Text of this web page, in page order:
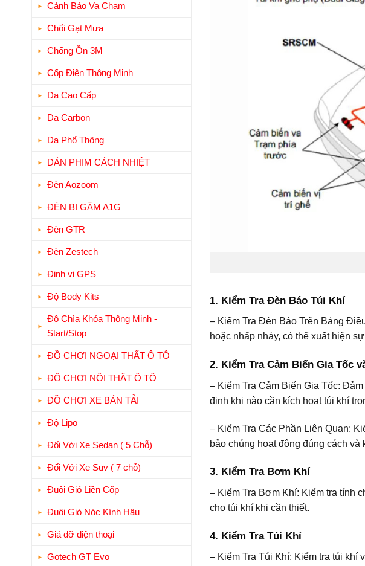
Cảnh Báo Va Chạm
Chổi Gạt Mưa
Chống Ồn 3M
Cốp Điện Thông Minh
Da Cao Cấp
Da Carbon
Da Phổ Thông
DÁN PHIM CÁCH NHIỆT
Đèn Aozoom
ĐÈN BI GẦM A1G
Đèn GTR
Đèn Zestech
Định vị GPS
Độ Body Kits
Độ Chìa Khóa Thông Minh -
Start/Stop
ĐỒ CHƠI NGOẠI THẤT Ô TÔ
ĐỒ CHƠI NỘI THẤT Ô TÔ
ĐỒ CHƠI XE BÁN TẢI
Độ Lipo
Đối Với Xe Sedan ( 5 Chỗ)
Đối Với Xe Suv ( 7 chỗ)
Đuôi Gió Liền Cốp
Đuôi Gió Nóc Kính Hậu
Giá đỡ điện thoại
Gotech GT Evo
1. Kiểm Tra Đèn Báo Túi Khí
– Kiểm Tra Đèn Báo Trên Bảng
hoặc nhấp nháy, có thể xuất hiện
2. Kiểm Tra Cảm Biến Gia Tốc
– Kiểm Tra Cảm Biến Gia Tốc:
định khi nào cần kích hoạt túi khí
– Kiểm Tra Các Phần Liên Quan:
bảo chúng hoạt động đúng cách và
3. Kiểm Tra Bơm Khí
– Kiểm Tra Bơm Khí: Kiểm tra tính
cho túi khí khi cần thiết.
4. Kiểm Tra Túi Khí
– Kiểm Tra Túi Khí: Kiểm tra túi khí